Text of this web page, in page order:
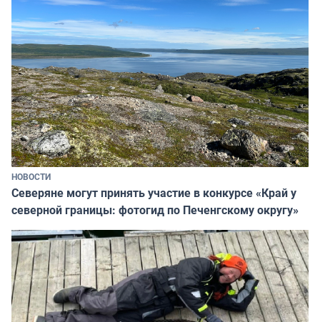
НОВОСТИ
Северяне могут принять участие в конкурсе «Край у
северной границы: фотогид по Печенгскому округу»